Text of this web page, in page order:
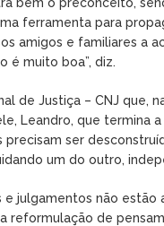
ferramenta para
amigos e familiares a
é muito boa”, diz.
de Justiça – CNJ que,
Leandro, que termina
ser
um do outro,
e julgamentos não estão
reformulação de